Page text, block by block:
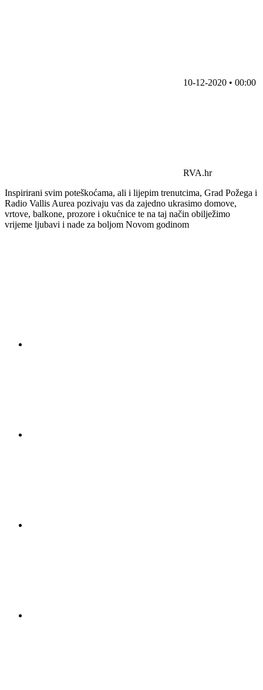
10-12-2020 • 00:00
RVA.hr
Inspirirani svim poteškoćama, ali i lijepim trenutcima, Grad Požega i
Radio Vallis Aurea pozivaju vas da zajedno ukrasimo domove,
vrtove, balkone, prozore i okućnice te na taj način obilježimo
vrijeme ljubavi i nade za boljom Novom godinom